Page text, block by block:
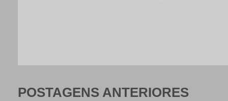
POSTAGENS ANTERIORES